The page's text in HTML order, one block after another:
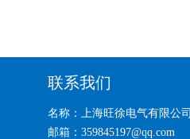
联系我们
名称：上海旺徐电气有限公司
邮箱：359845197@qq.com